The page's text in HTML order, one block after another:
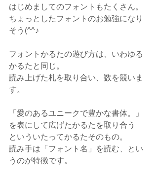
はじめましてのフォントもたくさん。
ちょっとしたフォントのお勉強になり
そう(^^♪
フォントかるたの遊び方は、いわゆる
かるたと同じ。
読み上げた札を取り合い、数を競いま
す。
「愛のあるユニークで豊かな書体。」
を表にして広げたかるたを取り合う
といういたってかるたそのもの。
読み手は「フォント名」を読む、とい
うのが特徴です。